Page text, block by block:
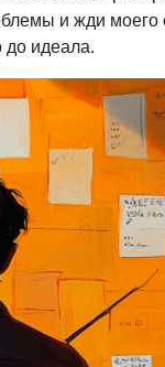
и жди моего
до идеала.